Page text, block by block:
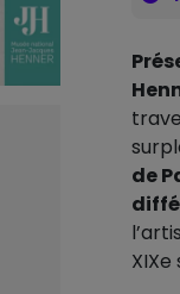
de
XIXe